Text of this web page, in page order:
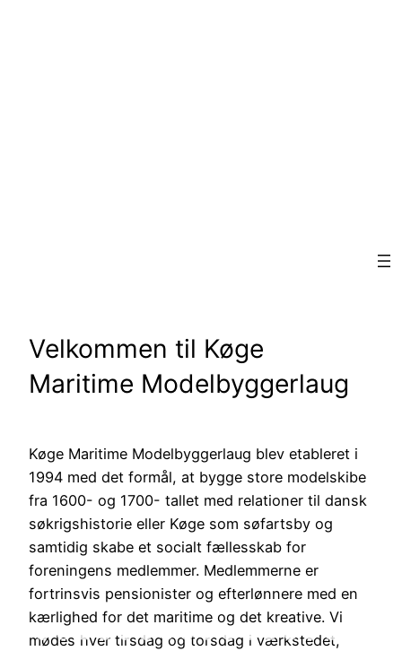
Velkommen til Køge
Maritime Modelbyggerlaug
Køge Maritime Modelbyggerlaug blev etableret i
1994 med det formål, at bygge store modelskibe
fra 1600- og 1700- tallet med relationer til dansk
søkrigshistorie eller Køge som søfartsby og
samtidig skabe et socialt fællesskab for
foreningens medlemmer. Medlemmerne er
fortrinsvis pensionister og efterlønnere med en
kærlighed for det maritime og det kreative. Vi
mødes hver tirsdag og torsdag i værkstedet,